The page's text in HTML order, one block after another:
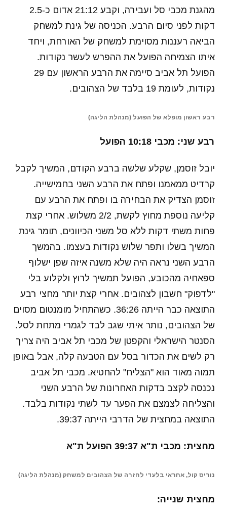
מהגנת מכבי סל ועבירה, וקבע 21:12 אדום כ-2.5
דקות לפני סיום הרבע. הכניסה של גינת למשחק
הביאה רעננות מסוימת למשחק של האורחת, ויחד
איתו הצמיחה הפועל את ההפרש לעשר נקודות.
הפועל תל אביב סיימה את הרבע הראשון עם 29
נקודות, לעומת 19 בלבד של הצהובים.
רבע ראשון מופלא של הפועל (מנהלת הליגה)
רבע שני: מכבי 10:18 הפועל
יובל זוסמן, שקלע שלשה ברבע הקודם, המשיך לקבל
קרדיט ממאמנו ופתח את הרבע השני בחמישייה.
זוסמן הצדיק את הבחירה בו ופתח את הרבע עם
קליעה נוספת מחוץ לקשת, 2/2 משלוש. אחרי קצת
פחות משתי דקות ללא סל משני הכיוונים, תומר גינת
המשיך בשלו ותפר שלוש נקודות בעצמו. בהמשך
הרבע השני נראה היה שלא משנה איזה שפן ישלוף
ספאחיה מהכובע, הפועל תמשיך לרוץ ולקלוע בלי
"לדפוק" חשבון לצהובים. אחרי קצת יותר מחצי רבע
התוצאה כבר הייתה 36:26. כשהתחיל מומנטום מסוים
של הצהובים, נותר איתי שגב לבד לגמרי מתחת לסל.
הסנטר הישראלי והקפטן של מכבי תל אביב היה צריך
רק לשים את הכדור בסל עם הטבעה קלה, אבל באופן
תמוה מאוד הוא "הצליח" להחטיא. מכבי תל אביב
נכנסה לקצב בדקות האחרונות של הרבע השני
והצליחה לצמצם את הפער עד לשתי נקודות בלבד.
התוצאה במחצית של הדרבי הייתה 39:37.
מחצית: מכבי ת"א 39:37 הפועל ת"א
נוריס קול, אחראי בלעדי לחזרה של הצהובים למשחק (מנהלת הליגה)
מחצית שנייה: